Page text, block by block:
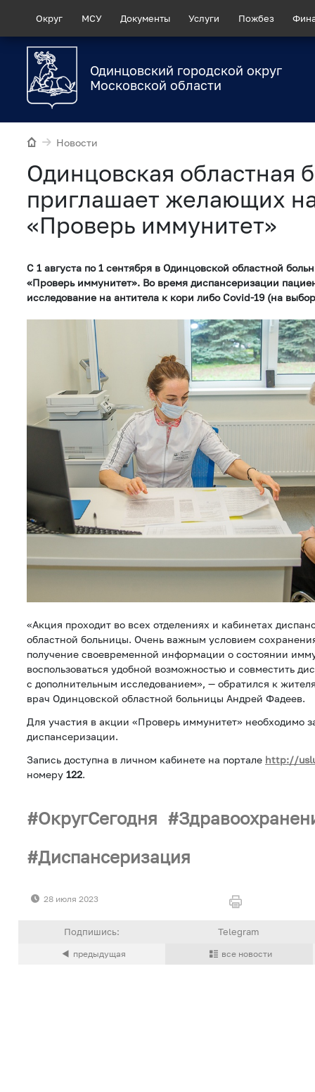
Округ МСУ Документы Услуги Пожбез
Одинцовский городской округ
Московской области
Новости
Одинцовская областная
приглашает желающих
«Проверь иммунитет»
С 1 августа по 1 сентября в Одинцовской областной
«Проверь иммунитет». Во время диспансеризации
исследование на антитела к кори либо Covid-19 (на
«Акция проходит во всех отделениях и кабинетах
областной больницы. Очень важным условием
получение своевременной информации о состоянии
воспользоваться удобной возможностью и совместить
с дополнительным исследованием», — обратился к
врач Одинцовской областной больницы Андрей Фадеев.
Для участия в акции «Проверь иммунитет» необходимо
диспансеризации.
Запись доступна в личном кабинете на портале http://
номеру 122.
ОкругСегодня
Диспансеризация
28 июля 2023